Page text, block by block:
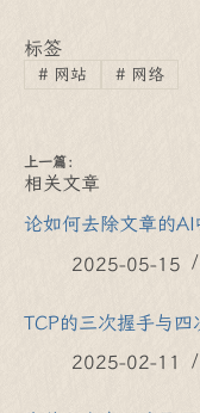
标签
#网站 #网络
上一篇：
相关文章
论如何去除文章的AI
2025-05-15
TCP的三次握手与四
2025-02-11